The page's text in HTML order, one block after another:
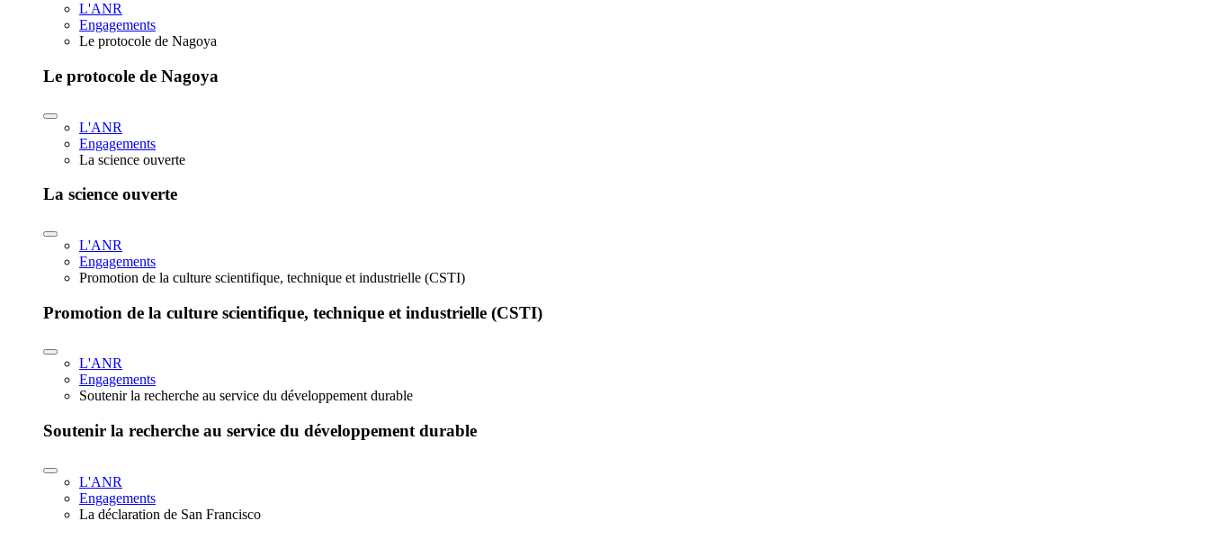
L'ANR
Engagements
Le protocole de Nagoya
Le protocole de Nagoya
L'ANR
Engagements
La science ouverte
La science ouverte
L'ANR
Engagements
Promotion de la culture scientifique, technique et industrielle (CSTI)
Promotion de la culture scientifique, technique et industrielle (CSTI)
L'ANR
Engagements
Soutenir la recherche au service du développement durable
Soutenir la recherche au service du développement durable
L'ANR
Engagements
La déclaration de San Francisco